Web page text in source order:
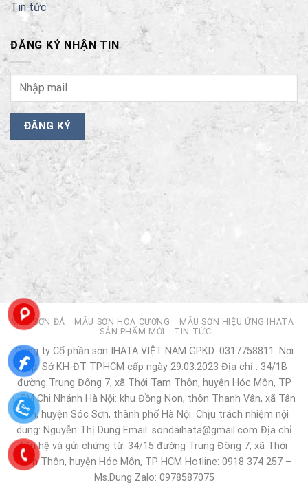
Tin tức
ĐĂNG KÝ NHẬN TIN
MẪU SƠN ĐÁ MẪU SƠN HOA CƯƠNG
MẪU SƠN HIỆU ỨNG IHATA
SẢN PHẨM MỚI
TIN TỨC
Công ty Cổ phần sơn IHATA VIỆT NAM GPKD: 0317758811. Nơi
cấp: Sở KH-ĐT TP.HCM cấp ngày 29.03.2023 Địa chỉ : 34/1B
đường Trung Đông 7, xã Thới Tam Thôn, huyện Hóc Môn, TP
HCM Chi Nhánh Hà Nội: khu Đồng Non, thôn Thanh Vân, xã Tân
Dân, huyện Sóc Sơn, thành phố Hà Nội. Chịu trách nhiệm nội
dung: Nguyễn Thị Dung Email: sondaihata@gmail.com Địa chỉ
liên hệ và gửi chứng từ: 34/15 đường Trung Đông 7, xã Thới
Tam Thôn, huyện Hóc Môn, TP HCM Hotline: 0918 374 257 –
Ms.Dung Zalo: 0978587075